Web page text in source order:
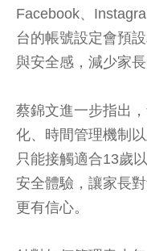
Facebook、
台的帳號設定會預
與安全感，減少家
蔡錦文進一步指出
化、時間管理機制
只能接觸適合13歲
安全體驗，讓家長
更有信心。